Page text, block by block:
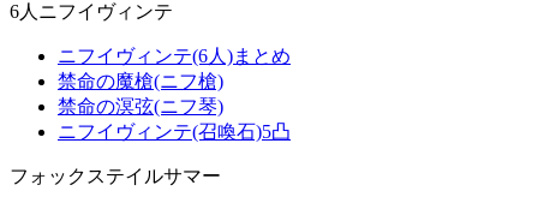
6人ニフイヴィンテ
ニフイヴィンテ(6人)まとめ
禁命の魔槍(ニフ槍)
禁命の溟弦(ニフ琴)
ニフイヴィンテ(召喚石)5凸
フォックステイルサマー